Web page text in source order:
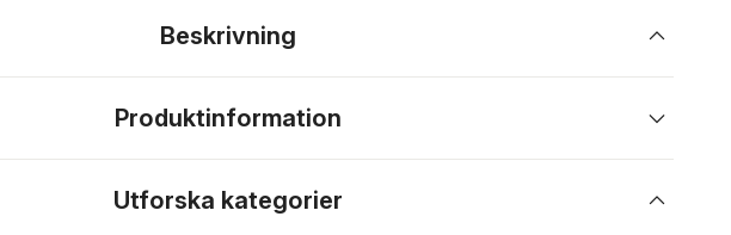
Beskrivning
Produktinformation
Utforska kategorier